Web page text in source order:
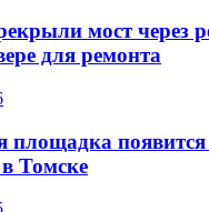
мост через
для ремонта
площадка
Томске